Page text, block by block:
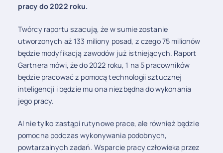
pracy do 2022 roku.
Twórcy raportu szacują, że w sumie zostanie
utworzonych aż 133 miliony posad, z czego 75 milionów
będzie modyfikacją zawodów już istniejących. Raport
Gartnera mówi, że do 2022 roku, 1 na 5 pracowników
będzie pracować z pomocą technologii sztucznej
inteligencji i będzie mu ona niezbędna do wykonania
jego pracy.
AI nie tylko zastąpi rutynowe prace, ale również będzie
pomocna podczas wykonywania podobnych,
powtarzalnych zadań. Wsparcie pracy człowieka przez